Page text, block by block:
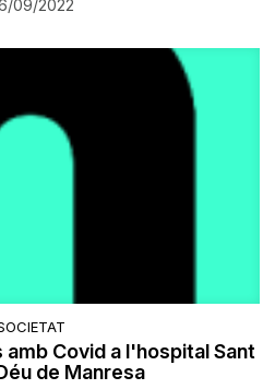
09/2022
Covid a l'hospital Sant
de Manresa